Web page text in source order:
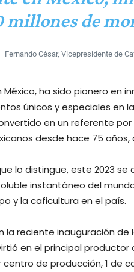
millones de
Fernando César, Vicepresidente de
México, ha sido pionero
únicos y especiales en
en un referente
desde hace 75
lo distingue, este 2023
instantáneo del
y la caficultura en el país.
reciente inauguración de
en el principal
de producción, 1 de